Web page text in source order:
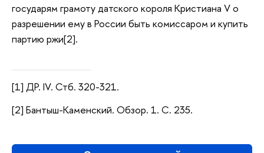
государям грамоту датского короля Кристиана V о
разрешении ему в России быть комиссаром и купить
партию ржи[2].
[1] ДР. IV. Стб. 320-321.
[2] Бантыш-Каменский. Обзор. 1. С. 235.